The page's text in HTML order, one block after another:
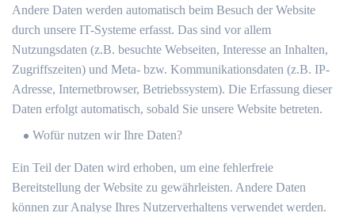
Andere Daten werden automatisch beim Besuch der Website
durch unsere IT-Systeme erfasst. Das sind vor allem
Nutzungsdaten (z.B. besuchte Webseiten, Interesse an Inhalten,
Zugriffszeiten) und Meta- bzw. Kommunikationsdaten (z.B. IP-
Adresse, Internetbrowser, Betriebssystem). Die Erfassung dieser
Daten erfolgt automatisch, sobald Sie unsere Website betreten.
Wofür nutzen wir Ihre Daten?
Ein Teil der Daten wird erhoben, um eine fehlerfreie
Bereitstellung der Website zu gewährleisten. Andere Daten
können zur Analyse Ihres Nutzerverhaltens verwendet werden.